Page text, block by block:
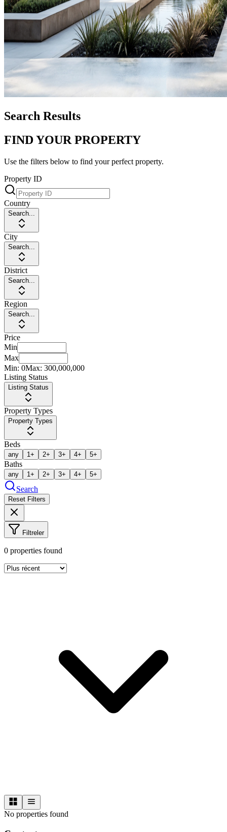
Search Results
FIND YOUR PROPERTY
Use the filters below to find your perfect property.
Property ID
Country
Search...
City
Search...
District
Search...
Region
Search...
Price
Min
Max
Min: 0Max: 300,000,000
Listing Status
Listing Status
Property Types
Property Types
Beds
any 1+ 2+ 3+ 4+ 5+
Baths
any 1+ 2+ 3+ 4+ 5+
Search
Reset Filters
Filtreler
0 properties found
No properties found